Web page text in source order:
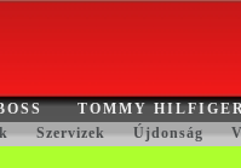
TOMMY
Szervizek Újdonság